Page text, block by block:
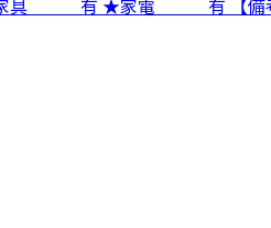
具 有 ★家電 有 【備考】